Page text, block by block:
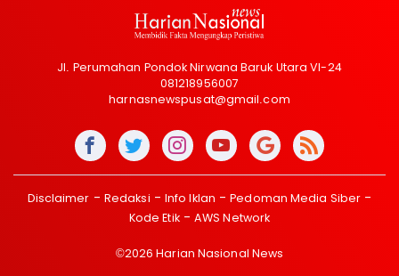
Jl. Perumahan Pondok Nirwana Baruk Utara VI-24
081218956007
harnasnewspusat@gmail.com
Disclaimer Redaksi Info Iklan
Pedoman Media Siber
Kode Etik
AWS Network
©2026 Harian Nasional News